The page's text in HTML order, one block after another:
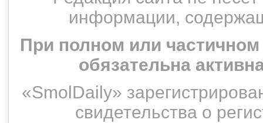
информации,
При полном или
обязательна
«SmolDaily»
свидетельства о